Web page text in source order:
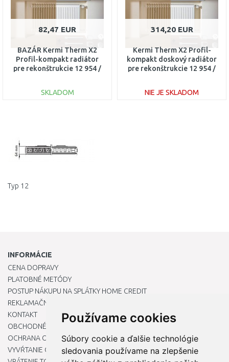
Používame cookies
Súbory cookie a ďalšie technológie
sledovania používame na zlepšenie
82,47 EUR
BAZÁR Kermi Therm X2
Profil-kompakt radiátor
pre rekonštrukcie 12 954 /
SKLADOM
314,20 EUR
Kermi Therm X2 Profil-
kompakt doskový radiátor
pre rekonštrukcie 12 954 /
NIE JE SKLADOM
Typ 12
INFORMÁCIE
CENA DOPRAVY
PLATOBNÉ METÓDY
POSTUP NÁKUPU NA SPLÁTKY HOME CREDIT
REKLAMAČNÝ PORIADOK
KONTAKT
OBCHODNÉ PODMIENKY
OCHRANA OSOBNÝCH ÚDAJOV
VYVŔTANIE OTVORU DO DREZU PRE KUCHYNSKÚ BATÉRIU